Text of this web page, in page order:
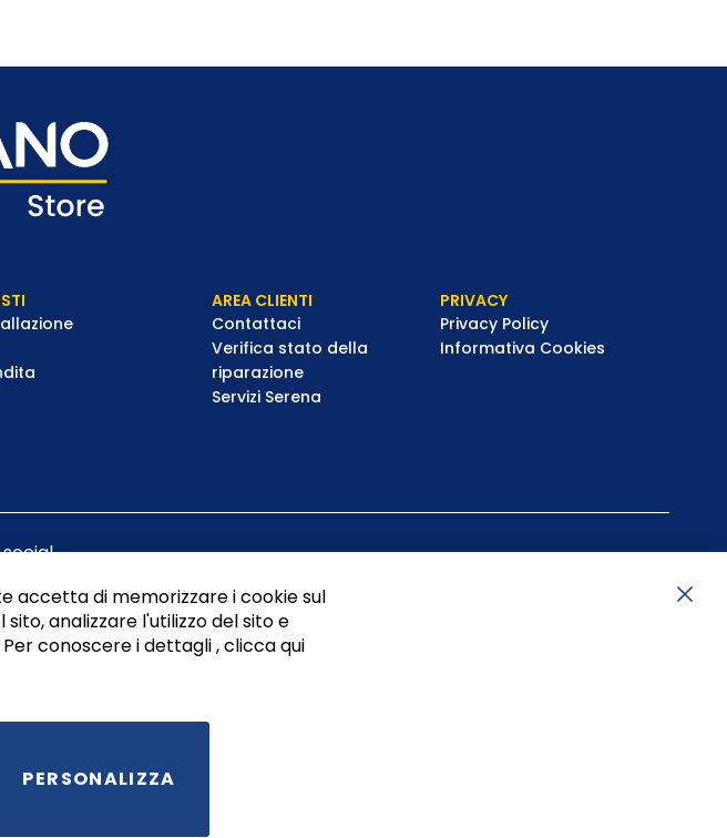
AREA CLIENTI
Contattaci
Verifica stato della
riparazione
Servizi Serena
PRIVACY
Privacy Policy
Informativa Cookies
social
80026 Casoria (NA) - C.F. 05834470634 - P.I. 01465221214, iscritta alla C.C.I.A.A.
accetta di memorizzare i cookie sul
analizzare l'utilizzo del sito e
conoscere i dettagli , clicca qui
PERSONALIZZA